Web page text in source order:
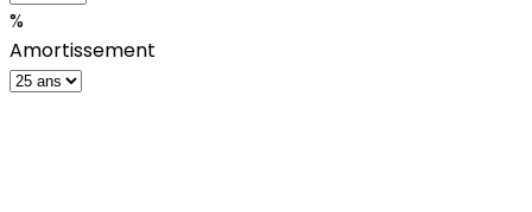
%
Amortissement